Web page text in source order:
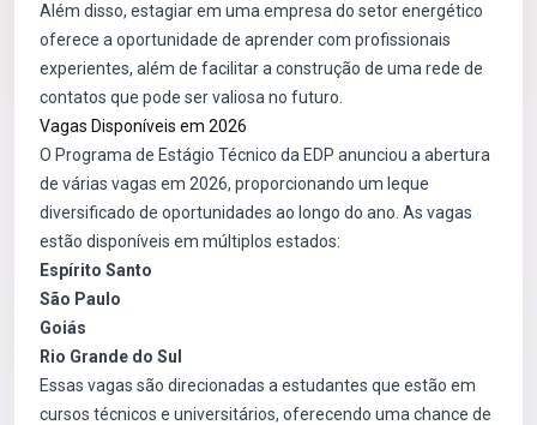
Além disso, estagiar em uma empresa do setor energético
oferece a oportunidade de aprender com profissionais
experientes, além de facilitar a construção de uma rede de
contatos que pode ser valiosa no futuro.
Vagas Disponíveis em 2026
O Programa de Estágio Técnico da EDP anunciou a abertura
de várias vagas em 2026, proporcionando um leque
diversificado de oportunidades ao longo do ano. As vagas
estão disponíveis em múltiplos estados:
Espírito Santo
São Paulo
Goiás
Rio Grande do Sul
Essas vagas são direcionadas a estudantes que estão em
cursos técnicos e universitários, oferecendo uma chance de